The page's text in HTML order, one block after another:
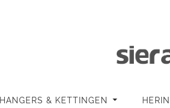
HANGERS & KETTINGEN